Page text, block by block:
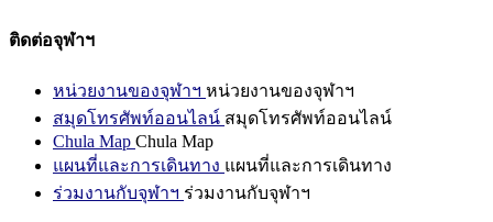
ติดต่อจุฬาฯ
หน่วยงานของจุฬาฯ หน่วยงานของจุฬาฯ
สมุดโทรศัพท์ออนไลน์ สมุดโทรศัพท์ออนไลน์
Chula Map Chula Map
แผนที่และการเดินทาง แผนที่และการเดินทาง
ร่วมงานกับจุฬาฯ ร่วมงานกับจุฬาฯ